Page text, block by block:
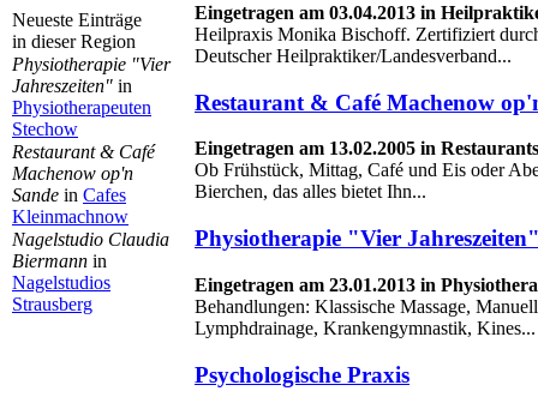
Neueste Einträge
in dieser Region
Physiotherapie "Vier
Jahreszeiten" in
Physiotherapeuten
Stechow
Restaurant & Café
Machenow op'n
Sande in Cafes
Kleinmachnow
Nagelstudio Claudia
Biermann in
Nagelstudios
Strausberg
Eingetragen am 03.04.2013 in
Heilpraxis Monika Bischoff. Zertifiziert
Deutscher Heilpraktiker/Landesverband...
Restaurant & Café Machenow
Eingetragen am 13.02.2005 in
Ob Frühstück, Mittag, Café und Eis oder
Bierchen, das alles bietet Ihn...
Physiotherapie "Vier
Eingetragen am 23.01.2013 in
Behandlungen: Klassische Massage,
Lymphdrainage, Krankengymnastik, Kines...
Psychologische Praxis